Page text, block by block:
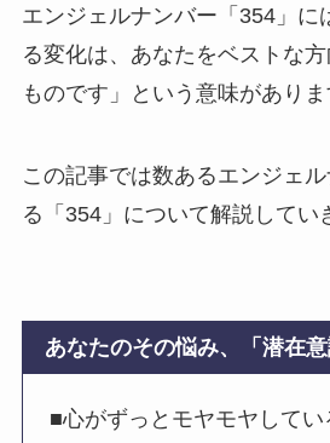
エンジェルナンバー「354」に
る変化は、あなたをベストな
ものです」という意味がありま
この記事では数あるエンジェ
る「354」について解説してい
あなたのその悩み、「潜在
■心がずっとモヤモヤして